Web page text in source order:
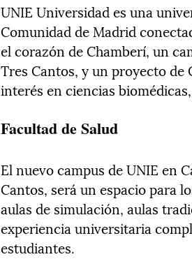
UNIE Universidad es una
Comunidad de Madrid
el corazón de Chamberí, un
Tres Cantos, y un proyecto de
interés en ciencias
Facultad de Salud
El nuevo campus de UNIE en
Cantos, será un espacio para
aulas de simulación, aulas
experiencia universitaria
estudiantes.